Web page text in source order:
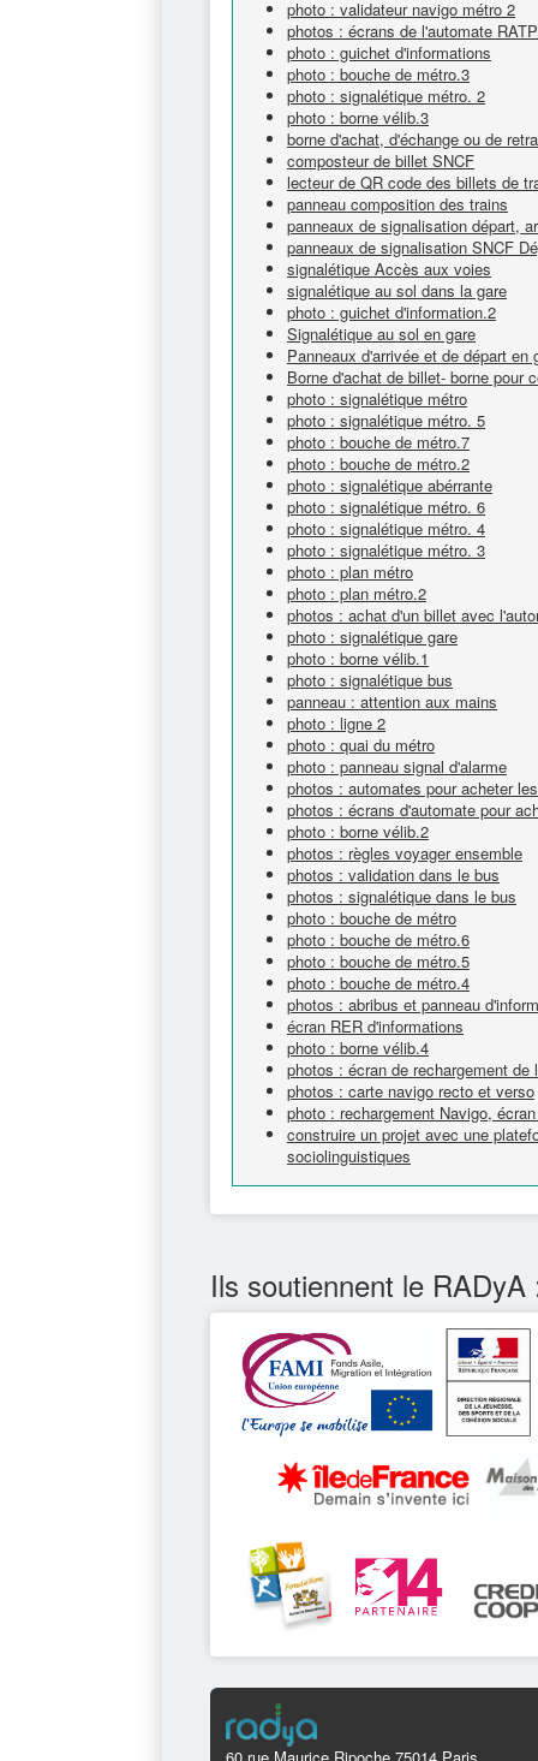
photo : validateur navigo métro 2
photos : écrans de l'automate
photo : guichet d'informations
photo : bouche de métro.3
photo : signalétique métro. 2
photo : borne vélib.3
borne d'achat, d'échange ou de
composteur de billet SNCF
lecteur de QR code des billets de
panneau composition des trains
panneaux de signalisation départ,
panneaux de signalisation SNCF
signalétique Accès aux voies
signalétique au sol dans la gare
photo : guichet d'information.2
Signalétique au sol en gare
Panneaux d'arrivée et de départ en
Borne d'achat de billet- borne pour
photo : signalétique métro
photo : signalétique métro. 5
photo : bouche de métro.7
photo : bouche de métro.2
photo : signalétique abérrante
photo : signalétique métro. 6
photo : signalétique métro. 4
photo : signalétique métro. 3
photo : plan métro
photo : plan métro.2
photos : achat d'un billet avec
photo : signalétique gare
photo : borne vélib.1
photo : signalétique bus
panneau : attention aux mains
photo : ligne 2
photo : quai du métro
photo : panneau signal d'alarme
photos : automates pour acheter
photos : écrans d'automate pour
photo : borne vélib.2
photos : règles voyager ensemble
photos : validation dans le bus
photos : signalétique dans le bus
photo : bouche de métro
photo : bouche de métro.6
photo : bouche de métro.5
photo : bouche de métro.4
photos : abribus et panneau
écran RER d'informations
photo : borne vélib.4
photos : écran de rechargement de
photos : carte navigo recto et verso
photo : rechargement Navigo,
construire un projet avec une
sociolinguistiques
Ils soutiennent le RADyA